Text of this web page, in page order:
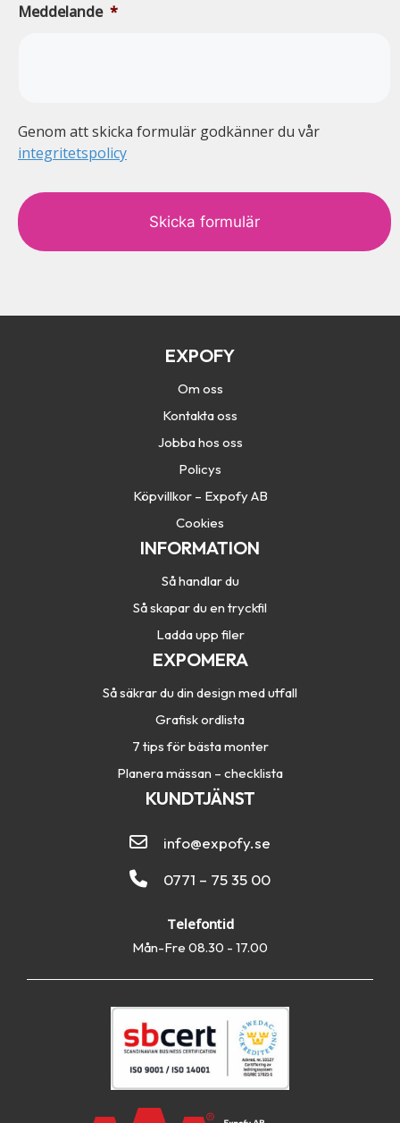
Meddelande *
Genom att skicka formulär godkänner du vår
integritetspolicy
a
p
t
EXPOFY
Om oss
Kontakta oss
Jobba hos oss
Policys
Köpvillkor – Expofy AB
Cookies
INFORMATION
Så handlar du
Så skapar du en tryckfil
Ladda upp filer
EXPOMERA
Så säkrar du din design med utfall
Grafisk ordlista
7 tips för bästa monter
Planera mässan – checklista
KUNDTJÄNST
info@expofy.se
0771 – 75 35 00
Telefontid
Mån-Fre 08.30 - 17.00